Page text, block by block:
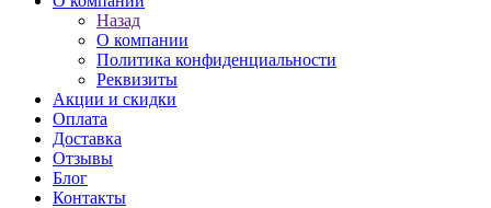
Назад
О компании
Политика конфиденциальности
Реквизиты
Акции и скидки
Оплата
Доставка
Отзывы
Блог
Контакты